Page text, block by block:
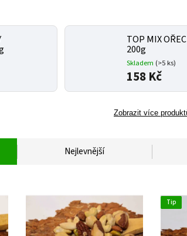
TOP MIX
200g
Skladem (>5 ks)
158 Kč
Zobrazit více
Nejlevnější
Tip